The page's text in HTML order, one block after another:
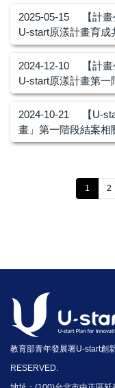
2025-05-15
【計
U-start原漾計畫育成
2024-12-10
【計
U-start原漾計畫第一
2024-10-21
【U-
畫」第一階段結案相
1 2
教育部青年發展署U-start創
RESERVED.